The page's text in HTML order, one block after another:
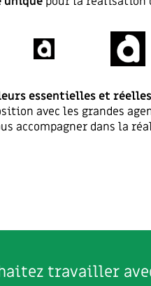
essentielles et réelles
avec les grandes
accompagner dans la
travailler